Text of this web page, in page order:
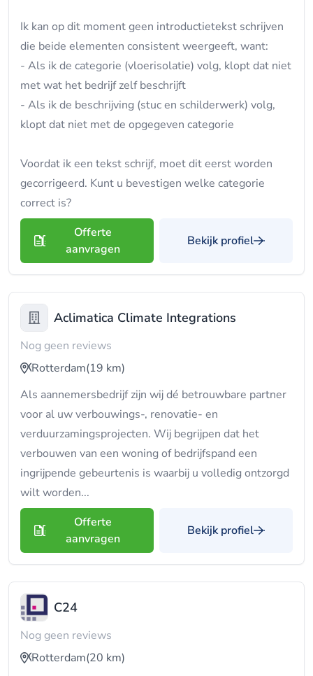
Ik kan op dit moment geen introductietekst schrijven
die beide elementen consistent weergeeft, want:
- Als ik de categorie (vloerisolatie) volg, klopt dat niet
met wat het bedrijf zelf beschrijft
- Als ik de beschrijving (stuc en schilderwerk) volg,
klopt dat niet met de opgegeven categorie
Voordat ik een tekst schrijf, moet dit eerst worden
gecorrigeerd. Kunt u bevestigen welke categorie
correct is?
Offerte
aanvragen
Bekijk profiel
Aclimatica Climate Integrations
Nog geen reviews
Rotterdam(19 km)
Als aannemersbedrijf zijn wij dé betrouwbare partner
voor al uw verbouwings-, renovatie- en
verduurzamingsprojecten. Wij begrijpen dat het
verbouwen van een woning of bedrijfspand een
ingrijpende gebeurtenis is waarbij u volledig ontzorgd
wilt worden...
Offerte
aanvragen
Bekijk profiel
C24
Nog geen reviews
Rotterdam(20 km)